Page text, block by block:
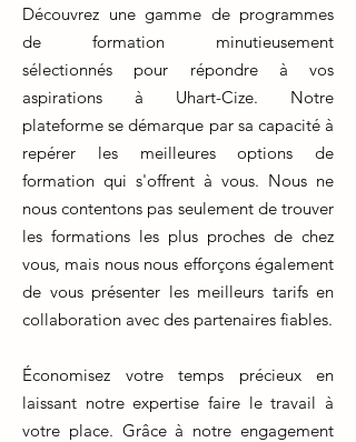
Découvrez une gamme de programmes
de formation minutieusement
sélectionnés pour répondre à vos
aspirations à Uhart-Cize. Notre
plateforme se démarque par sa capacité à
repérer les meilleures options de
formation qui s'offrent à vous. Nous ne
nous contentons pas seulement de trouver
les formations les plus proches de chez
vous, mais nous nous efforçons également
de vous présenter les meilleurs tarifs en
collaboration avec des partenaires fiables.
Économisez votre temps précieux en
laissant notre expertise faire le travail à
votre place. Grâce à notre engagement